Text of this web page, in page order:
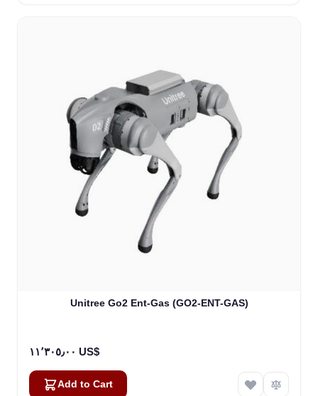
Unitree Go2 Ent-Gas (GO2-ENT-GAS)
١١٬٣٠٥٫٠٠ US$
Add to Cart